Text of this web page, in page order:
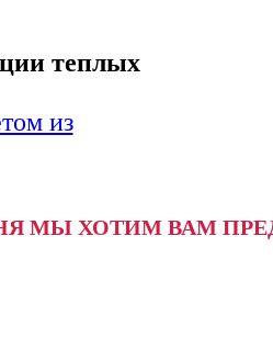
теплых
из
МЫ ХОТИМ ВАМ